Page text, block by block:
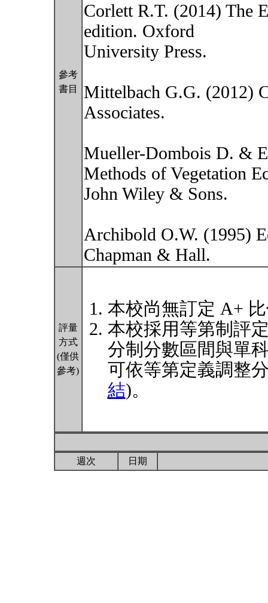
參考
書目
Corlett R.T. (2014) The
edition. Oxford
University Press.
Mittelbach G.G. (2012)
Associates.
Mueller-Dombois D. &
Methods of Vegetation
John Wiley & Sons.
Archibold O.W. (1995)
Chapman & Hall.
評量
方式
(僅供
參考)
本校尚無訂定 A+
本校採用等第制評
分制分數區間與單
可依等第定義調整
結)。
週次 日期